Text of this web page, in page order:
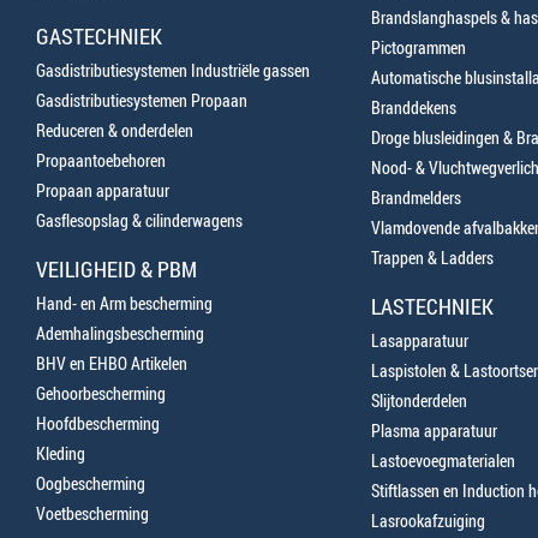
GASTECHNIEK
Gasdistributiesystemen Industriële gassen
Gasdistributiesystemen Propaan
Reduceren & onderdelen
Propaantoebehoren
Propaan apparatuur
Gasflesopslag & cilinderwagens
VEILIGHEID & PBM
Hand- en Arm bescherming
Ademhalingsbescherming
BHV en EHBO Artikelen
Gehoorbescherming
Hoofdbescherming
Kleding
Oogbescherming
Voetbescherming
Brandslanghaspels &
Pictogrammen
Automatische
Branddekens
Droge blusleidingen &
Nood- &
Brandmelders
Vlamdovende
Trappen & Ladders
LASTECHNIEK
Lasapparatuur
Laspistolen &
Slijtonderdelen
Plasma apparatuur
Lastoevoegmaterialen
Stiftlassen en Induction
Lasrookafzuiging